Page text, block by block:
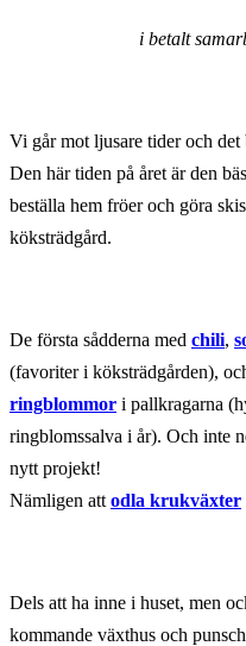
i betalt
Vi går mot ljusare tider och
Den här tiden på året är den
beställa hem fröer och göra
köksträdgård.
De första sådderna med chili,
(favoriter i köksträdgården),
ringblommor i pallkragarna
ringblomssalva i år). Och inte
nytt projekt!
Nämligen att odla krukväxter
Dels att ha inne i huset, men
kommande växthus och